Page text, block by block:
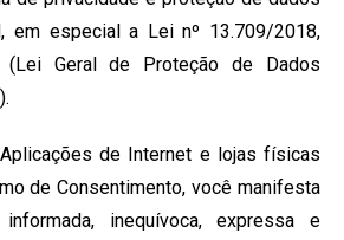
em especial a Lei nº 13.709/2018,
(Lei Geral de Proteção de Dados
de Internet e lojas físicas
de Consentimento, você manifesta
inequívoca, expressa e